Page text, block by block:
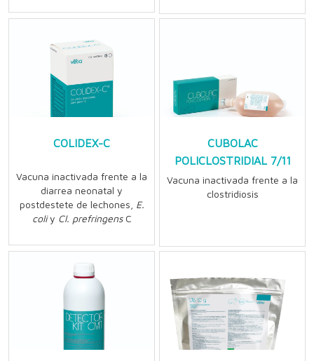
COLIDEX-C
Vacuna inactivada frente a la
diarrea neonatal y
postdestete de lechones, E.
coliy Cl. prefringensC
CUBOLAC
POLICLOSTRIDIAL 7/11
Vacuna inactivada frente a la
clostridiosis